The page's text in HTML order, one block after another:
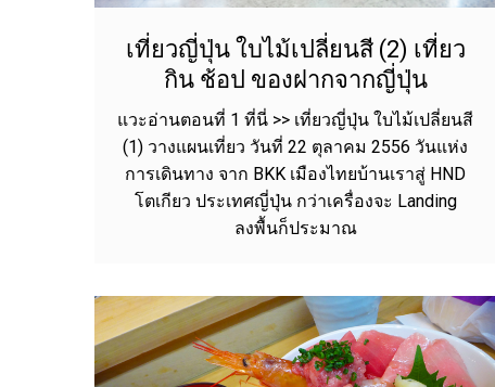
เที่ยวญี่ปุ่น ใบไม้เปลี่ยนสี (2) เที่ยว
กิน ช้อป ของฝากจากญี่ปุ่น
แวะอ่านตอนที่ 1 ที่นี่ >> เที่ยวญี่ปุ่น ใบไม้เปลี่ยนสี
(1) วางแผนเที่ยว วันที่ 22 ตุลาคม 2556 วันแห่ง
การเดินทาง จาก BKK เมืองไทยบ้านเราสู่ HND
โตเกียว ประเทศญี่ปุ่น กว่าเครื่องจะ Landing
ลงพื้นก็ประมาณ
เที่ยวแม่ฮ่องสอน ชมถ้ำแก้วโกมล ยล